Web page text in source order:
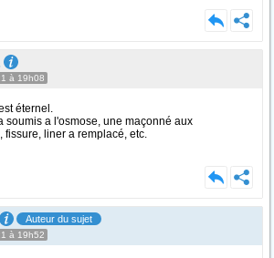
à 19h08
éternel.
soumis a l'osmose, une maçonné aux
fissure, liner a remplacé, etc.
Auteur du sujet
à 19h52